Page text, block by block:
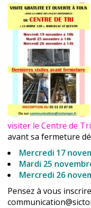
visiter le Centre de
avant sa fermeture
Mercredi 17
Mardi 25
Mercredi 26
Pensez à vous